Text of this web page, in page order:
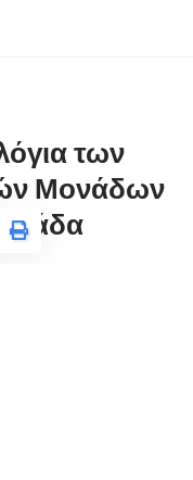
των
Μονάδων